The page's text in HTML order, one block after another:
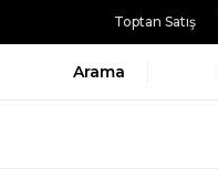
Toptan Satış
Arama